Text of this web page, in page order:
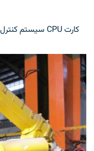
کارت CPU سیستم کنترل فانوک ( FANUC A16b-2200-0841)